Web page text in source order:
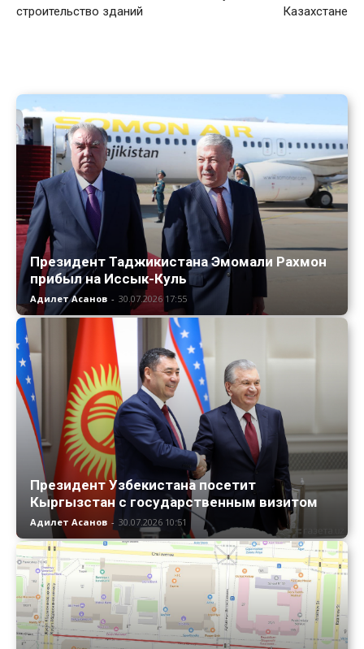
строительство зданий
Казахстане
Президент Таджикистана Эмомали Рахмон
прибыл на Иссык-Куль
Адилет Асанов - 30.07.2026 17:55
Президент Узбекистана посетит
Кыргызстан с государственным визитом
Адилет Асанов - 30.07.2026 10:51